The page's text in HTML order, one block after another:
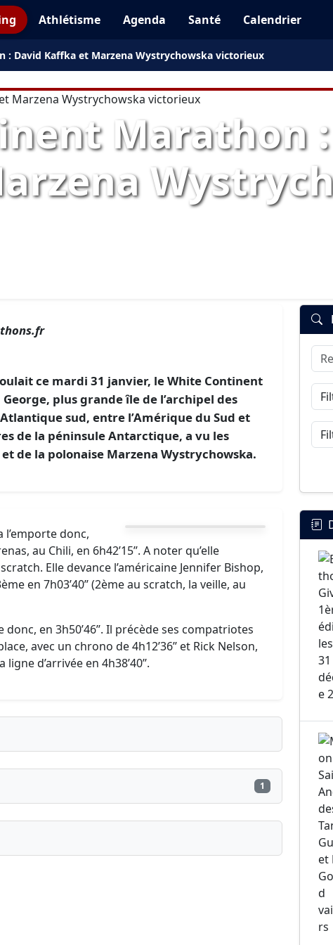
Athlétisme Agenda Santé Calendrier
: David Kaffka et Marzena Wystrychowska victorieux
Marathon
ce mardi 31 janvier, le White Continent
plus grande île de l’archipel des
sud, entre l’Amérique du Sud et
de la péninsule Antarctique, a vu les
de la polonaise Marzena Wystrychowska.
l’emporte donc,
au Chili, en 6h42’15’’. A noter qu’elle
Elle devance l’américaine Jennifer Bishop,
en 7h03’40’’ (2ème au scratch, la veille, au
en 3h50’46’’. Il précède ses compatriotes
avec un chrono de 4h12’36’’ et Rick Nelson,
d’arrivée en 4h38’40’’.
1